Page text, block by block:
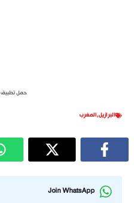
حمل تطبيق newspoots
البرازيل,المغرب
Join WhatsApp